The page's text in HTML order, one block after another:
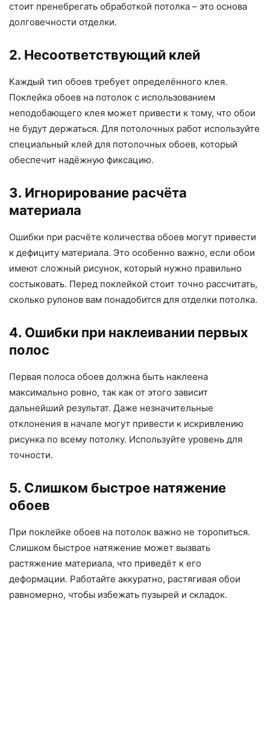
стоит пренебрегать обработкой потолка – это основа
долговечности отделки.
2. Несоответствующий клей
Каждый тип обоев требует определённого клея.
Поклейка обоев на потолок с использованием
неподобающего клея может привести к тому, что обои
не будут держаться. Для потолочных работ используйте
специальный клей для потолочных обоев, который
обеспечит надёжную фиксацию.
3. Игнорирование расчёта
материала
Ошибки при расчёте количества обоев могут привести
к дефициту материала. Это особенно важно, если обои
имеют сложный рисунок, который нужно правильно
состыковать. Перед поклейкой стоит точно рассчитать,
сколько рулонов вам понадобится для отделки потолка.
4. Ошибки при наклеивании первых
полос
Первая полоса обоев должна быть наклеена
максимально ровно, так как от этого зависит
дальнейший результат. Даже незначительные
отклонения в начале могут привести к искривлению
рисунка по всему потолку. Используйте уровень для
точности.
5. Слишком быстрое натяжение
обоев
При поклейке обоев на потолок важно не торопиться.
Слишком быстрое натяжение может вызвать
растяжение материала, что приведёт к его
деформации. Работайте аккуратно, растягивая обои
равномерно, чтобы избежать пузырей и складок.